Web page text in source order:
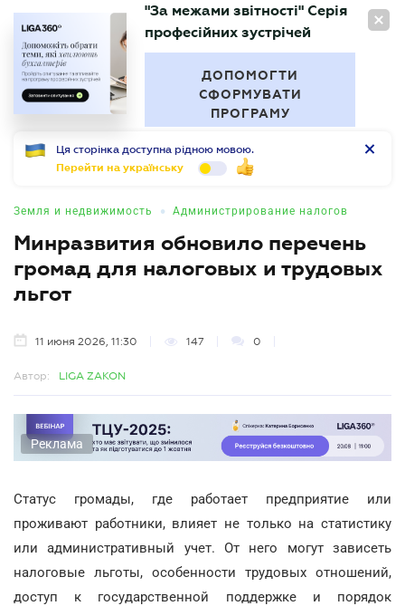
RU
БУХГАЛТЕР
"За межами звітності" Серія
професійних зустрічей
ДОПОМОГТИ
СФОРМУВАТИ
ПРОГРАМУ
Ця сторінка доступна рідною мовою.
Перейти на українську
Земля и недвижимость • Администрирование налогов
Минразвития обновило перечень
громад для налоговых и трудовых
льгот
11 июня 2026, 11:30 147 0
Автор: LIGA ZAKON
Реклама
Статус громады, где работает предприятие или
проживают работники, влияет не только на статистику
или административный учет. От него могут зависеть
налоговые льготы, особенности трудовых отношений,
доступ к государственной поддержке и порядок